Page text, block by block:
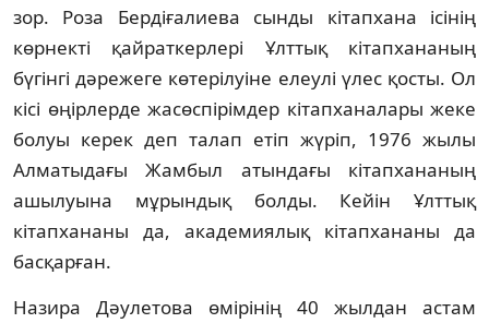
зор. Роза Бердіғалиева сынды кітап­хана ісінің
көрнекті қайраткерлері Ұлт­тық кітапхананың
бүгінгі дәрежеге кө­терілуіне елеулі үлес қосты. Ол
кісі өңірлерде жасөспірімдер кітапханалары жеке
болуы керек деп талап етіп жүріп, 1976 жылы
Алматыдағы Жамбыл атындағы кітапхана­ның
ашылуына мұрындық болды. Кейін Ұлттық
кітапхананы да, академиялық кітап­хананы да
басқарған.
Назира Дәулетова өмірінің 40 жылдан ас­там